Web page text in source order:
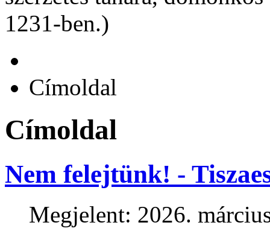
1231-ben.)
Címoldal
Címoldal
Nem felejtünk! -
Megjelent: 2026.